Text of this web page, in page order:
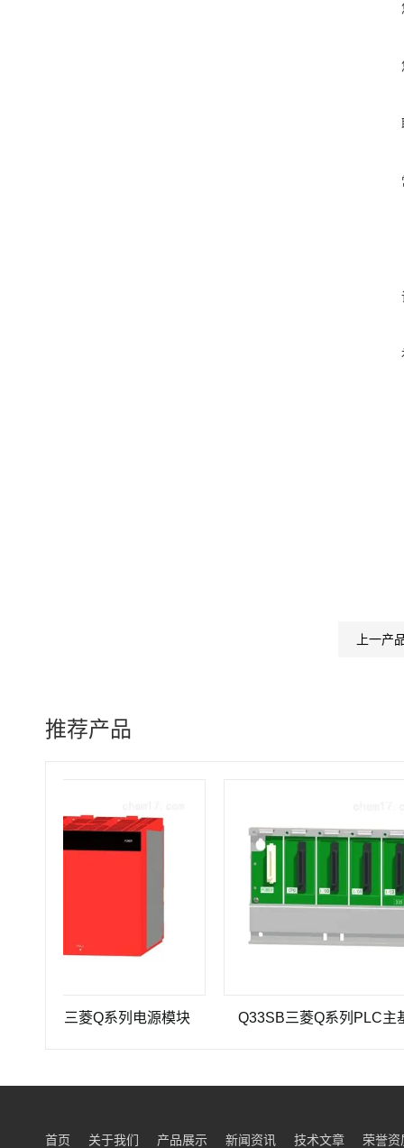
上一产
推荐产品
三菱Q系列电源模块 Q33SB三菱Q系列PLC主基板
首页 关于我们 产品展示 新闻资讯 技术文章 荣誉资